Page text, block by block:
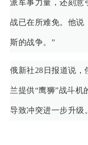
派军事力量，还刻意
战已在所难免。他说
斯的战争。”
俄新社28日报道说，
兰提供“鹰狮”战斗机
导致冲突进一步升级。